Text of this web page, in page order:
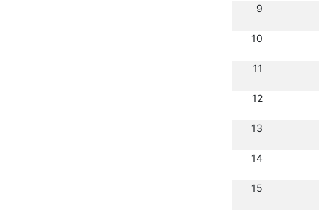
9
10
11
12
13
14
15